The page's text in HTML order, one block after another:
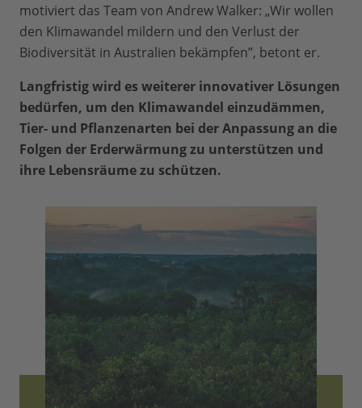
motiviert das Team von Andrew Walker: „Wir wollen
den Klimawandel mildern und den Verlust der
Biodiversität in Australien bekämpfen”, betont er.
Langfristig wird es weiterer innovativer Lösungen
bedürfen, um den Klimawandel einzudämmen,
Tier- und Pflanzenarten bei der Anpassung an die
Folgen der Erderwärmung zu unterstützen und
ihre Lebensräume zu schützen.